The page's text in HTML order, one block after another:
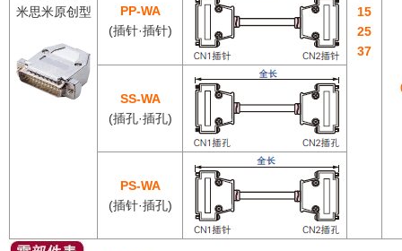
米思米原创型
15
25
37
PP-WA
(插针·插针)
SS-WA
(插孔·插孔)
PS-WA
(插针·插孔)